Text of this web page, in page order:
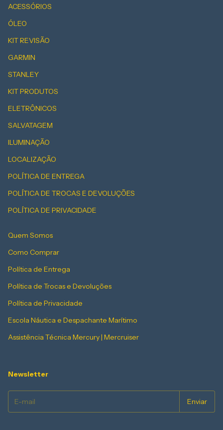
ACESSÓRIOS
ÓLEO
KIT REVISÃO
GARMIN
STANLEY
KIT PRODUTOS
ELETRÔNICOS
SALVATAGEM
ILUMINAÇÃO
LOCALIZAÇÃO
POLÍTICA DE ENTREGA
POLÍTICA DE TROCAS E DEVOLUÇÕES
POLÍTICA DE PRIVACIDADE
Quem Somos
Como Comprar
Política de Entrega
Política de Trocas e Devoluções
Política de Privacidade
Escola Náutica e Despachante Marítimo
Assistência Técnica Mercury | Mercruiser
Newsletter